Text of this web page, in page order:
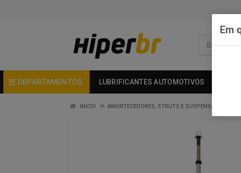
DEPARTAMENTOS LUBRIFICANTES AUTOMOTIVOS
INÍCIO AMORTECEDORES, STRUTS E SUSPENSAO - AUTO
Em